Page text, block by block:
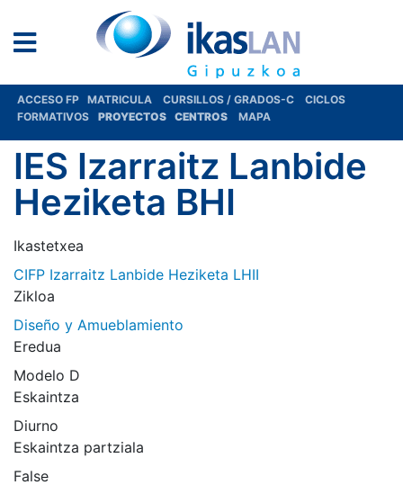
ACCESO FP MATRICULA CURSILLOS / GRADOS-C
CICLOS
FORMATIVOS
PROYECTOS CENTROS MAPA
IES Izarraitz Lanbide
Heziketa BHI
Ikastetxea
CIFP Izarraitz Lanbide Heziketa LHII
Zikloa
Diseño y Amueblamiento
Eredua
Modelo D
Eskaintza
Diurno
Eskaintza partziala
False